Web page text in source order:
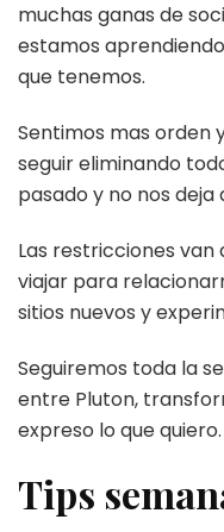
muchas ganas de
estamos
que tenemos.
Sentimos mas orden
seguir eliminando
pasado y no nos deja
Las restricciones
viajar para
sitios nuevos y
Seguiremos toda la
entre Pluton,
expreso lo que quiero.
Tips